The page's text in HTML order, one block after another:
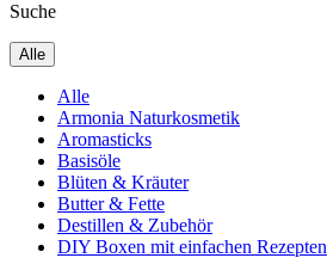
Suche
Alle
Alle
Armonia Naturkosmetik
Aromasticks
Basisöle
Blüten & Kräuter
Butter & Fette
Destillen & Zubehör
DIY Boxen mit einfachen Rezepten